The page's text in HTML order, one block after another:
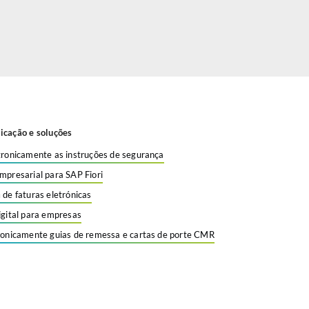
e soluções
as instruções de segurança
para SAP Fiori
de faturas eletrónicas
para empresas
guias de remessa e cartas de porte CMR